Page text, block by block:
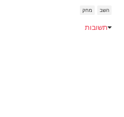
השב מחק
תשובות